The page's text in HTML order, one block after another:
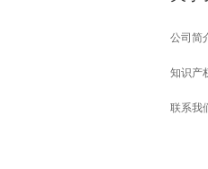
公司简
知识产
联系我